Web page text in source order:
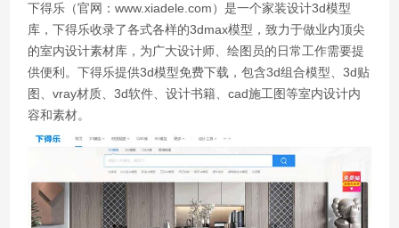
下得乐（官网：www.xiadele.com）是一个家装设计3d模型
库，下得乐收录了各式各样的3dmax模型，致力于做业内顶尖
的室内设计素材库，为广大设计师、绘图员的日常工作需要提
供便利。下得乐提供3d模型免费下载，包含3d组合模型、3d贴
图、vray材质、3d软件、设计书籍、cad施工图等室内设计内
容和素材。